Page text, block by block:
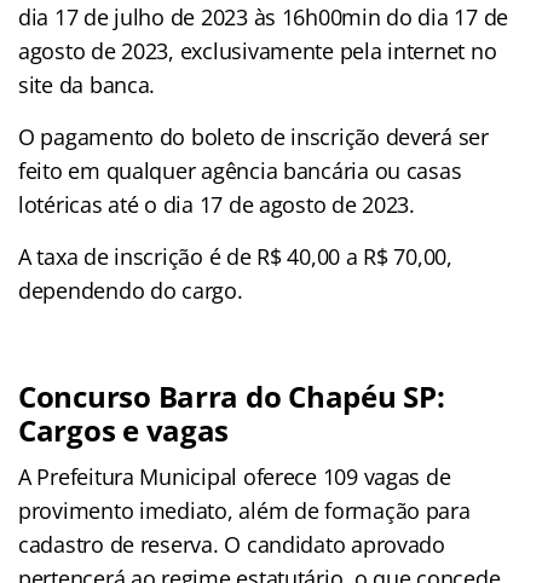
dia 17 de julho de 2023 às 16h00min do dia 17 de
agosto de 2023, exclusivamente pela internet no
site da banca.
O pagamento do boleto de inscrição deverá ser
feito em qualquer agência bancária ou casas
lotéricas até o dia 17 de agosto de 2023.
A taxa de inscrição é de R$ 40,00 a R$ 70,00,
dependendo do cargo.
Concurso Barra do Chapéu SP:
Cargos e vagas
A Prefeitura Municipal oferece 109 vagas de
provimento imediato, além de formação para
cadastro de reserva. O candidato aprovado